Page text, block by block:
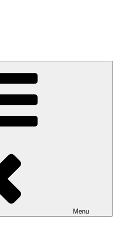
Menu